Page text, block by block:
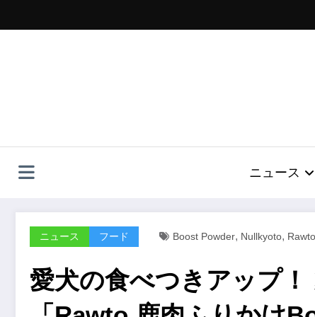
ッ
ニュース
ニュース フード Boost Powder, Nullkyoto, Rawto
愛犬の食べつきアップ